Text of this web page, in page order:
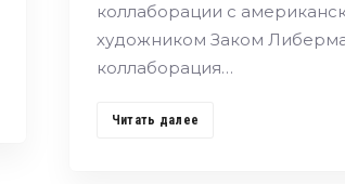
коллаборации с
художником Заком
коллаборация…
Читать далее